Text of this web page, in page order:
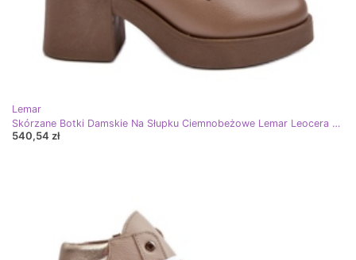
Lemar
Skórzane Botki Damskie Na Słupku Ciemnobeżowe Lemar Leocera beżowy
540,54 zł